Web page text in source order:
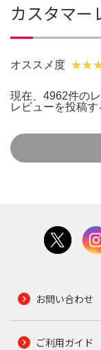
カスタマー
オススメ度
現在、4962件の
レビューを投稿す
お問い合わせ
ご利用ガイド